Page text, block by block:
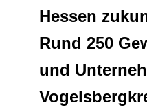
Hessen
Rund 250
und